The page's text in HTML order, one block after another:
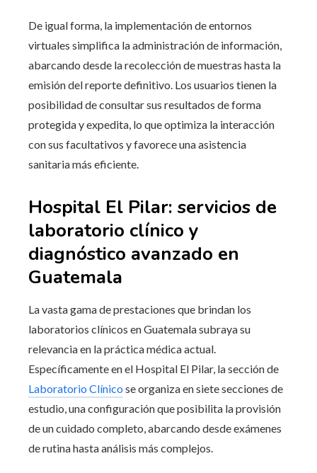
De igual forma, la implementación de entornos
virtuales simplifica la administración de información,
abarcando desde la recolección de muestras hasta la
emisión del reporte definitivo. Los usuarios tienen la
posibilidad de consultar sus resultados de forma
protegida y expedita, lo que optimiza la interacción
con sus facultativos y favorece una asistencia
sanitaria más eficiente.
Hospital El Pilar: servicios de
laboratorio clínico y
diagnóstico avanzado en
Guatemala
La vasta gama de prestaciones que brindan los
laboratorios clínicos en Guatemala subraya su
relevancia en la práctica médica actual.
Específicamente en el Hospital El Pilar, la sección de
Laboratorio Clínico se organiza en siete secciones de
estudio, una configuración que posibilita la provisión
de un cuidado completo, abarcando desde exámenes
de rutina hasta análisis más complejos.